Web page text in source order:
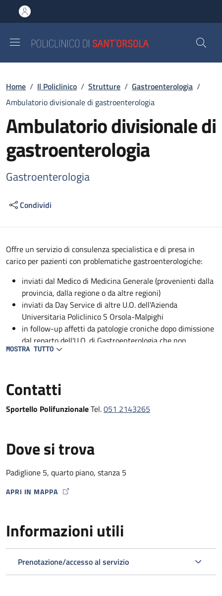
al contenuto principale
to footer content
Briciole di pane
Home / Il Policlinico / Strutture / Gastroenterologia /
Ambulatorio divisionale di gastroenterologia
Ambulatorio divisionale di
gastroenterologia
Gastroenterologia
Condividi
Descrizione
Offre un servizio di consulenza specialistica e di presa in
carico per pazienti con problematiche gastroenterologiche:
inviati dal Medico di Medicina Generale (provenienti dalla
provincia, dalla regione o da altre regioni)
inviati da Day Service di altre U.O. dell'Azienda
Universitaria Policlinico S Orsola-Malpighi
in follow-up affetti da patologie croniche dopo dimissione
dal reparto dell'U.O. di Gastroenterologia che non
accedono agli ambulatori specialistici
MOSTRA TUTTO
Contatti
Sportello PolifunzionaleTel.051 2143265
Dove si trova
Padiglione 5, quarto piano, stanza 5
APRI IN MAPPA
MAP ICON
Informazioni utili
Prenotazione/accesso al servizio